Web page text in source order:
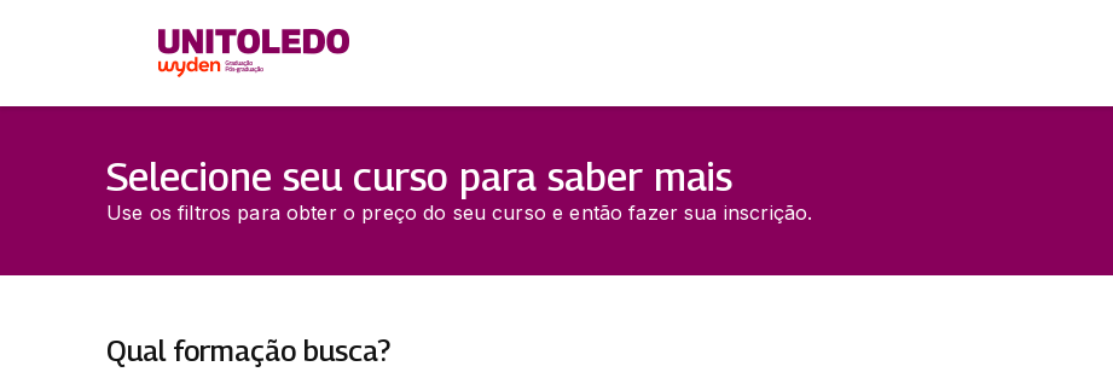
Selecione seu curso para saber mais
Use os filtros para obter o preço do seu curso e então fazer sua inscrição.
Qual formação busca?